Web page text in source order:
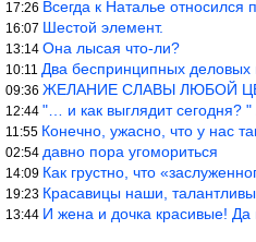
17:26 Всегда к Наталье относился
16:07 Шестой элемент.
13:14 Она лысая что-ли?
10:11 Два беспринципных деловых
09:36 ЖЕЛАНИЕ СЛАВЫ ЛЮБОЙ
12:44 "… и как выглядит
11:55 Конечно, ужасно, что у нас
02:54 давно пора угомориться
14:09 Как грустно, что
19:23 Красавицы наши,
13:44 И жена и дочка красивые!